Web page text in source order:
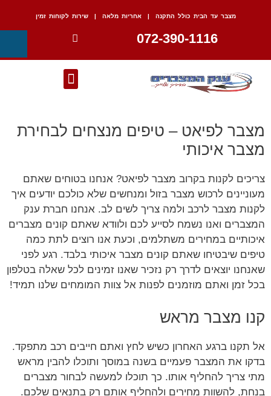
מצבר עד הבית כולל התקנה | אחריות מלאה | שירות לקוחות זמין
072-390-1116
מצבר לפיאט – טיפים מנצחים לבחירת
מצבר איכותי
צריכים לקנות בקרוב מצבר לפיאט? אנחנו בטוחים שאתם
מעוניינים לרכוש מצבר בזול ומנחשים שלא כולכם יודעים איך
לקנות מצבר לרכב ולמה צריך לשים לב. אנחנו חברת ענק
המצברים ואנו נשמח לסייע לכם ולוודא שאתם קונים מצברים
איכותיים במחירים משתלמים, וכעת אנו רוצים לתת כמה
טיפים שיבטיחו שאתם קונים מצבר איכותי בלבד. רגע לפני
שאנחנו יוצאים לדרך רק נזכיר שאנו זמינים לכל שאלה בטלפון
בכל זמן ואתם מוזמנים לפנות אל צוות המומחים שלנו תמיד!
קנו מצבר מראש
אל תקנו ברגע האחרון כשיש לחץ ואתם חייבים רכב מתפקד.
בדקו את המצבר פעמיים בשנה במוסך ותוכלו להבין מראש
מתי צריך להחליף אותו. כך תוכלו למעשה לבחור מצברים
בנחת, להשוות מחירים ולהחליף אותם רק בתנאים שלכם.